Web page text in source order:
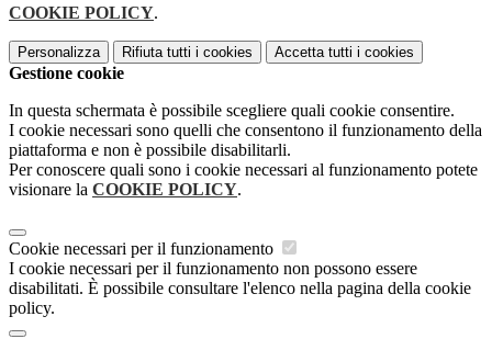
COOKIE POLICY.
Personalizza Rifiuta tutti i cookies Accetta tutti i cookies
Gestione cookie
In questa schermata è possibile scegliere quali cookie consentire.
I cookie necessari sono quelli che consentono il funzionamento della
piattaforma e non è possibile disabilitarli.
Per conoscere quali sono i cookie necessari al funzionamento potete
visionare la COOKIE POLICY.
Cookie necessari per il funzionamento
I cookie necessari per il funzionamento non possono essere
disabilitati. È possibile consultare l'elenco nella pagina della cookie
policy.